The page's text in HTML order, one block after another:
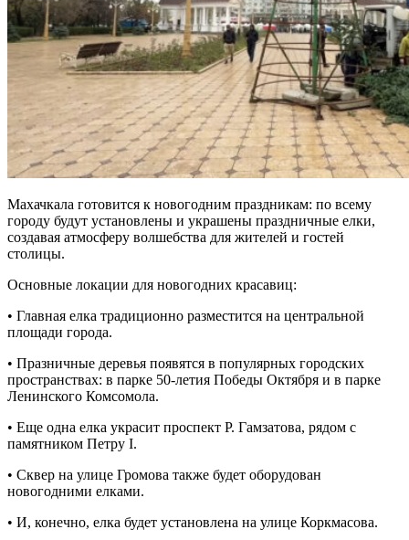
Махачкала готовится к новогодним праздникам: по всему
городу будут установлены и украшены праздничные елки,
создавая атмосферу волшебства для жителей и гостей
столицы.
Основные локации для новогодних красавиц:
• Главная елка традиционно разместится на центральной
площади города.
• Празничные деревья появятся в популярных городских
пространствах: в парке 50-летия Победы Октября и в парке
Ленинского Комсомола.
• Еще одна елка украсит проспект Р. Гамзатова, рядом с
памятником Петру I.
• Сквер на улице Громова также будет оборудован
новогодними елками.
• И, конечно, елка будет установлена на улице Коркмасова.